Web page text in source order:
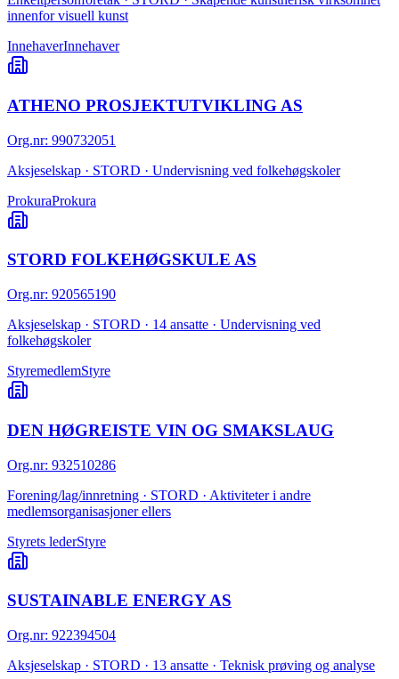
innenfor visuell kunst
InnehaverInnehaver
ATHENO PROSJEKTUTVIKLING AS
Org.nr: 990732051
Aksjeselskap · STORD · Undervisning ved folkehøgskoler
ProkuraProkura
STORD FOLKEHØGSKULE AS
Org.nr: 920565190
Aksjeselskap · STORD · 14 ansatte · Undervisning ved
folkehøgskoler
StyremedlemStyre
DEN HØGREISTE VIN OG SMAKSLAUG
Org.nr: 932510286
Forening/lag/innretning · STORD · Aktiviteter i andre
medlemsorganisasjoner ellers
Styrets lederStyre
SUSTAINABLE ENERGY AS
Org.nr: 922394504
Aksjeselskap · STORD · 13 ansatte · Teknisk prøving og analyse